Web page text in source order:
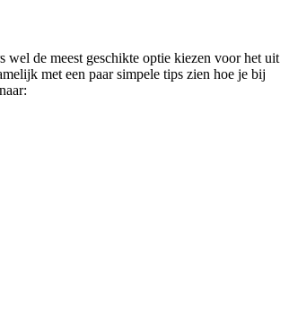
de meest geschikte optie kiezen voor het uit
met een paar simpele tips zien hoe je bij